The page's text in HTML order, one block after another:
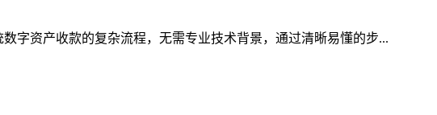
字资产收款的复杂流程，无需专业技术背景，通过清晰易懂的步...